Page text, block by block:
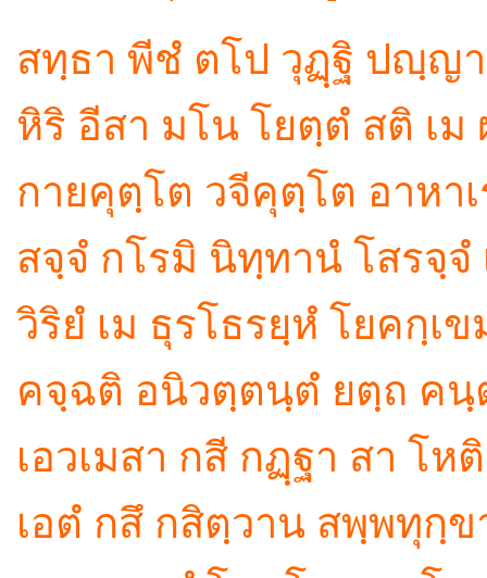
สทฺธา พีชํ ตโป วุฏฺฐิ ปญฺญ
หิริ อีสา มโน โยตฺตํ สติ เม
กายคุตฺโต วจีคุตฺโต อาหาเ
สจฺจํ กโรมิ นิทฺทานํ โสรจฺจํ
วิริยํ เม ธุรโธรยฺหํ โยคกฺเ
คจฺฉติ อนิวตฺตนฺตํ ยตฺถ คนฺ
เอวเมสา กสี กฏฺฐา สา โห
เอตํ กสึ กสิตฺวาน สพฺพทุกฺ